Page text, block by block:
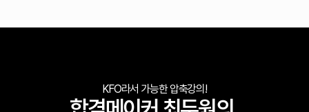
KFO라서 가능한 압축강의!